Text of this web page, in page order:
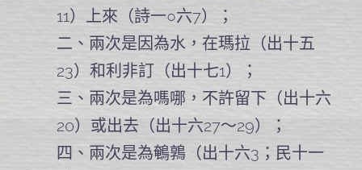
11）上來（詩一○六7）；
二、兩次是因為水，在瑪拉（出十五
23）和利非訂（出十七1）；
三、兩次是為嗎哪，不許留下（出十六
20）或出去（出十六27～29）；
四、兩次是為鵪鶉（出十六3；民十一